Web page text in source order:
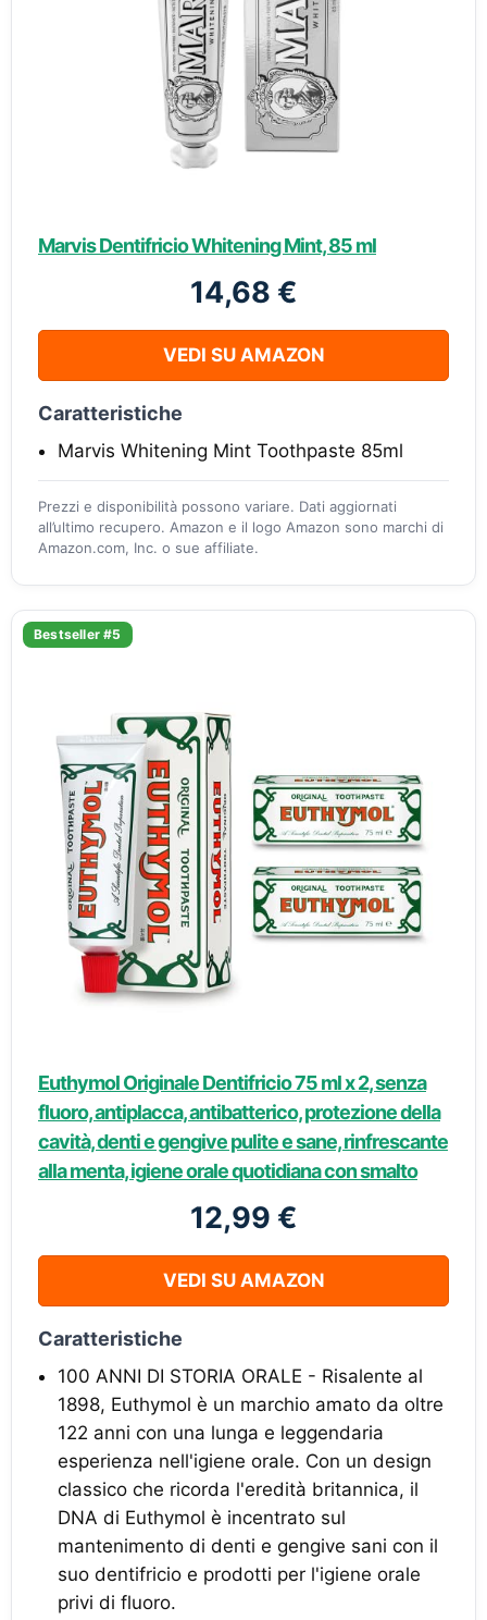
Marvis Dentifricio Whitening Mint, 85 ml
14,68 €
VEDI SU AMAZON
Caratteristiche
Marvis Whitening Mint Toothpaste 85ml
Prezzi e disponibilità possono variare. Dati aggiornati
all’ultimo recupero. Amazon e il logo Amazon sono marchi di
Amazon.com, Inc. o sue affiliate.
Bestseller #5
Euthymol Originale Dentifricio 75 ml x 2, senza
fluoro, antiplacca, antibatterico, protezione della
cavità, denti e gengive pulite e sane, rinfrescante
alla menta, igiene orale quotidiana con smalto
12,99 €
VEDI SU AMAZON
Caratteristiche
100 ANNI DI STORIA ORALE - Risalente al
1898, Euthymol è un marchio amato da oltre
122 anni con una lunga e leggendaria
esperienza nell'igiene orale. Con un design
classico che ricorda l'eredità britannica, il
DNA di Euthymol è incentrato sul
mantenimento di denti e gengive sani con il
suo dentifricio e prodotti per l'igiene orale
privi di fluoro.